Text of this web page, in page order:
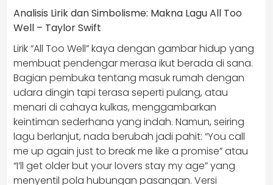
Analisis Lirik dan Simbolisme: Makna Lagu All Too
Well – Taylor Swift
Lirik “All Too Well” kaya dengan gambar hidup yang
membuat pendengar merasa ikut berada di sana.
Bagian pembuka tentang masuk rumah dengan
udara dingin tapi terasa seperti pulang, atau
menari di cahaya kulkas, menggambarkan
keintiman sederhana yang indah. Namun, seiring
lagu berlanjut, nada berubah jadi pahit: “You call
me up again just to break me like a promise” atau
“I’ll get older but your lovers stay my age” yang
menyentil pola hubungan pasangan. Versi